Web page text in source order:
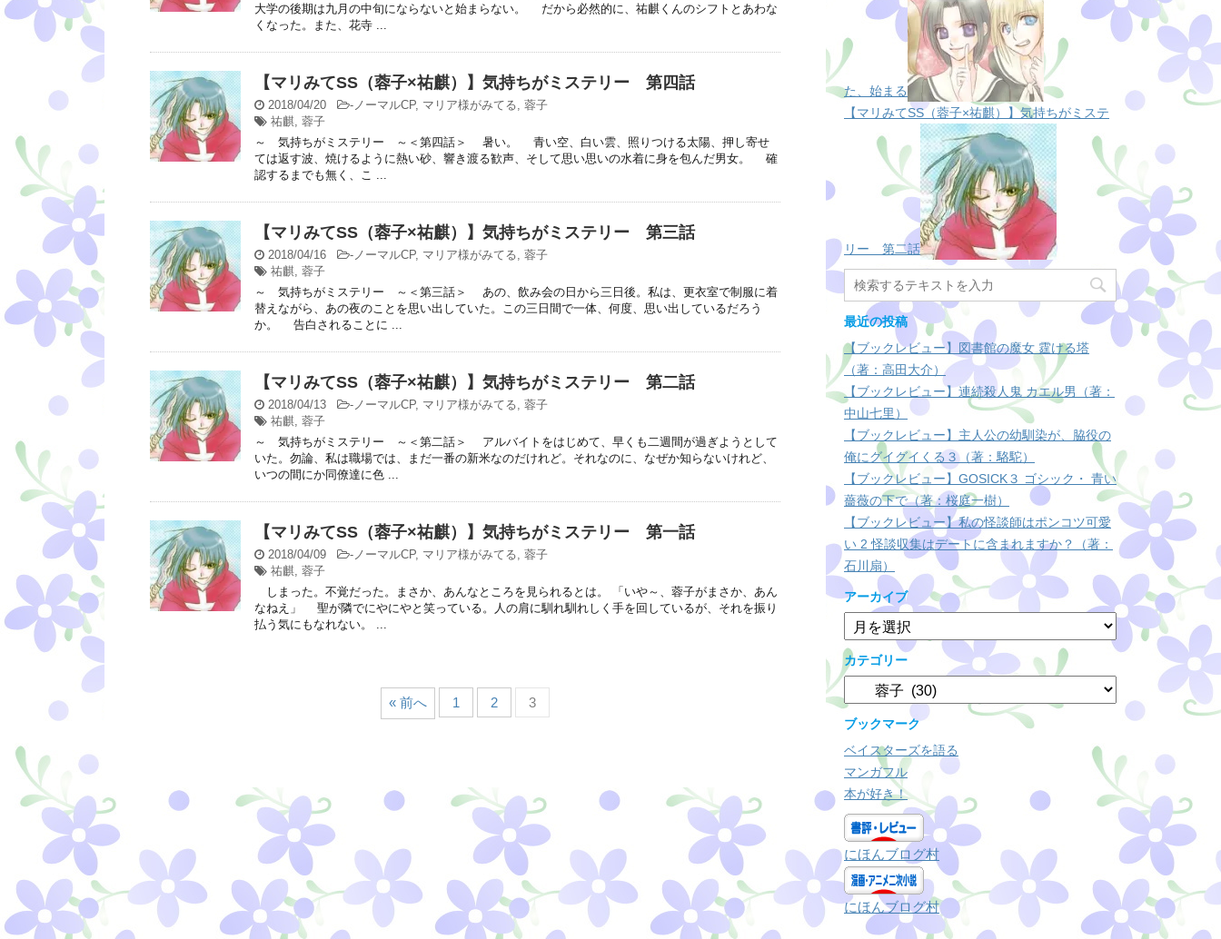
大学の後期は九月の中旬にならないと始まらない。 だから必然的に、祐麒くんのシフトとあわな
くなった。また、花寺 ...
【マリみてSS（蓉子×祐麒）】気持ちがミステリー 第四話
2018/04/20 - ノーマルCP, マリア様がみてる, 蓉子
祐麒, 蓉子
～ 気持ちがミステリー ～＜第四話＞ 暑い。 青い空、白い雲、照りつける太陽、押し寄せ
ては返す波、焼けるように熱い砂、響き渡る歓声、そして思い思いの水着に身を包んだ男女。 確
認するまでも無く、こ ...
【マリみてSS（蓉子×祐麒）】気持ちがミステリー 第三話
2018/04/16 - ノーマルCP, マリア様がみてる, 蓉子
祐麒, 蓉子
～ 気持ちがミステリー ～＜第三話＞ あの、飲み会の日から三日後。私は、更衣室で制服に着
替えながら、あの夜のことを思い出していた。この三日間で一体、何度、思い出しているだろう
か。 告白されることに ...
【マリみてSS（蓉子×祐麒）】気持ちがミステリー 第二話
2018/04/13 - ノーマルCP, マリア様がみてる, 蓉子
祐麒, 蓉子
～ 気持ちがミステリー ～＜第二話＞ アルバイトをはじめて、早くも二週間が過ぎようとして
いた。勿論、私は職場では、まだ一番の新米なのだけれど。それなのに、なぜか知らないけれど、
いつの間にか同僚達に色 ...
【マリみてSS（蓉子×祐麒）】気持ちがミステリー 第一話
2018/04/09 - ノーマルCP, マリア様がみてる, 蓉子
祐麒, 蓉子
しまった。不覚だった。まさか、あんなところを見られるとは。 「いや～、蓉子がまさか、あん
なねえ」 聖が隣でにやにやと笑っている。人の肩に馴れ馴れしく手を回しているが、それを振り
払う気にもなれない。 ...
« 前へ 1 2 3
た、始まる
【マリみてSS（蓉子×祐麒）】気持ちがミステ
リー 第二話
最近の投稿
【ブックレビュー】図書館の魔女 霆ける塔
（著：高田大介）
【ブックレビュー】連続殺人鬼 カエル男（著：
中山七里）
【ブックレビュー】主人公の幼馴染が、脇役の
俺にグイグイくる３（著：駱駝）
【ブックレビュー】GOSICK３ ゴシック・ 青い
薔薇の下で（著：桜庭一樹）
【ブックレビュー】私の怪談師はポンコツ可愛
い 2 怪談収集はデートに含まれますか？（著：
石川扇）
アーカイブ
ア
ー
カ
イ
ブ
カテゴリー
テ
ゴ
ー
ブックマーク
ベイスターズを語る
マンガフル
本が好き！
にほんブログ村
にほんブログ村